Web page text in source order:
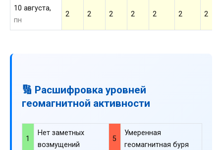
10 августа,
пн
2 2 2 2 2 2 2
🔢 Расшифровка уровней
геомагнитной активности
1
Нет заметных
возмущений
5
Умеренная
геомагнитная буря